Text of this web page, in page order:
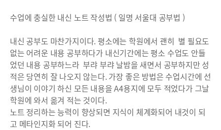
수업에 충실한 내신 노트 작성법 ( 일명 서울대 공부법 )
내신 공부도 마찬가지이다. 평소에는 학원에서 괜히 별 필요도
없는 어려운 내용 공부하다가 내신기간에는 평소 수업도 안들
었던 내용 공부하느라 부랴 부랴 날밤을 새면서 공부하지만 성
적은 당연히 잘 나오지 않는다. 가장 좋은 방법은 수업시간에 선
생님이 이야기 하신 모든 내용을 A4용지에 모두 적었다가 그날
학원에 와서 옮겨 적는 것이다.
노트 정리하는 능력이 향상되면 지식이 체계화되어 내것이 되
고 메타인지화 되어 진다.